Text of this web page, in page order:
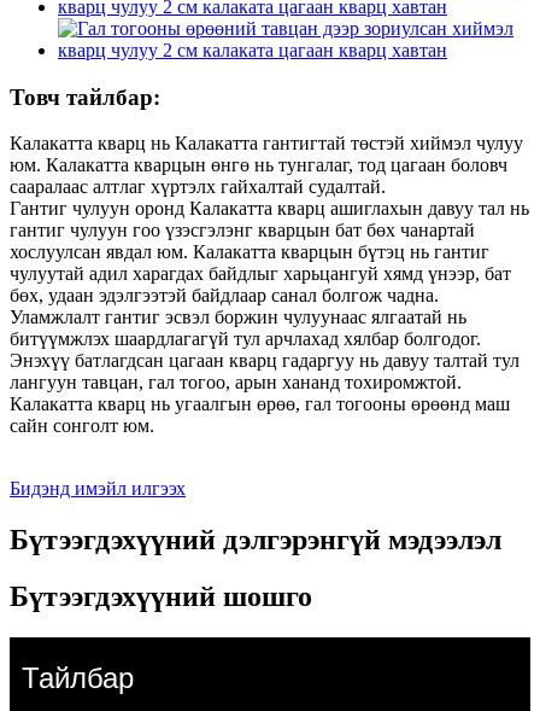
Товч тайлбар:
Калакатта кварц нь Калакатта гантигтай төстэй хиймэл чулуу
юм. Калакатта кварцын өнгө нь тунгалаг, тод цагаан боловч
сааралаас алтлаг хүртэлх гайхалтай судалтай.
Гантиг чулуун оронд Калакатта кварц ашиглахын давуу тал нь
гантиг чулуун гоо үзэсгэлэнг кварцын бат бөх чанартай
хослуулсан явдал юм. Калакатта кварцын бүтэц нь гантиг
чулуутай адил харагдах байдлыг харьцангуй хямд үнээр, бат
бөх, удаан эдэлгээтэй байдлаар санал болгож чадна.
Уламжлалт гантиг эсвэл боржин чулуунаас ялгаатай нь
битүүмжлэх шаардлагагүй тул арчлахад хялбар болгодог.
Энэхүү батлагдсан цагаан кварц гадаргуу нь давуу талтай тул
лангуун тавцан, гал тогоо, арын хананд тохиромжтой.
Калакатта кварц нь угаалгын өрөө, гал тогооны өрөөнд маш
сайн сонголт юм.
Бидэнд имэйл илгээх
Бүтээгдэхүүний дэлгэрэнгүй мэдээлэл
Бүтээгдэхүүний шошго
Тайлбар